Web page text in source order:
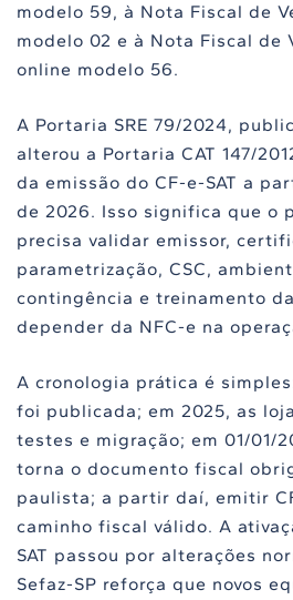
modelo 59, à Nota Fiscal de
modelo 02 e à Nota Fiscal de
online modelo 56.
A Portaria SRE 79/2024,
alterou a Portaria CAT 147/
da emissão do CF-e-SAT a
de 2026. Isso significa que o
precisa validar emissor,
parametrização, CSC,
contingência e treinamento
depender da NFC-e na
A cronologia prática é
foi publicada; em 2025, as
testes e migração; em 01/01/
torna o documento fiscal
paulista; a partir daí, emitir
caminho fiscal válido. A
SAT passou por alterações
Sefaz-SP reforça que novos